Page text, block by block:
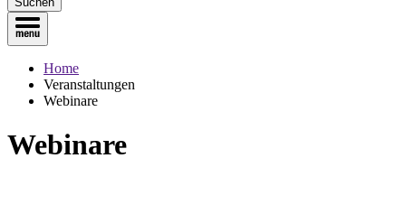
Home
Veranstaltungen
Webinare
Webinare